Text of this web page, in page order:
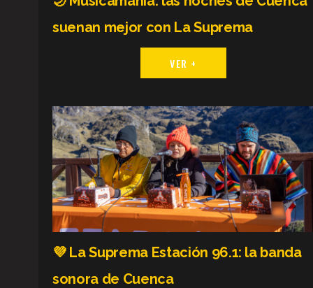
suenan mejor con La Suprema
VER +
💜 La Suprema Estación 96.1: la banda
sonora de Cuenca